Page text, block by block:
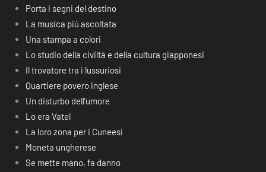
Porta i segni del destino
La musica più ascoltata
Una stampa a colori
Lo studio della civiltà e della cultura giapponesi
Il trovatore tra i lussuriosi
Quartiere povero inglese
Un disturbo dell’umore
Lo era Vatel
La loro zona per i Cuneesi
Moneta ungherese
Se mette mano, fa danno